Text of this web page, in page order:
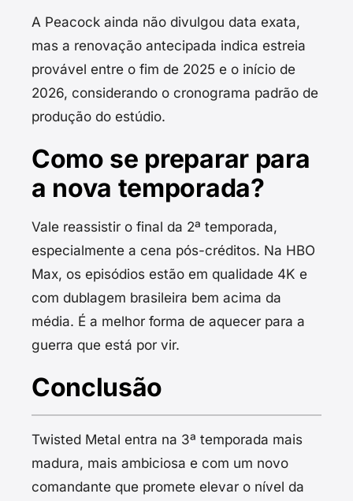
A Peacock ainda não divulgou data exata,
mas a renovação antecipada indica estreia
provável entre o fim de 2025 e o início de
2026, considerando o cronograma padrão de
produção do estúdio.
Como se preparar para
a nova temporada?
Vale reassistir o final da 2ª temporada,
especialmente a cena pós-créditos. Na HBO
Max, os episódios estão em qualidade 4K e
com dublagem brasileira bem acima da
média. É a melhor forma de aquecer para a
guerra que está por vir.
Conclusão
Twisted Metal entra na 3ª temporada mais
madura, mais ambiciosa e com um novo
comandante que promete elevar o nível da